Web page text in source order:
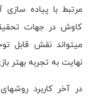
مرتبط با پیاده سازی
کاوش در جهات
میتواند نقش قابل
نهایت به تجربه بهتر
در آخر کاربرد